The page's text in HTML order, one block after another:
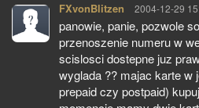
FXvonBlitzen pisze:
2004-12-29
panowie, panie, pozwole
przenoszenie numeru w
scislosci dostepne juz
wyglada ?? majac karte w
prepaid czy postpaid)